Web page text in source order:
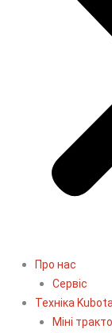
Про нас
Сервіс
Технiка Kubota
Міні